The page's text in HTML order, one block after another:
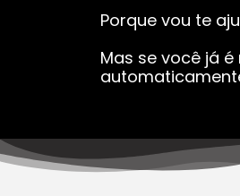
Porque vou te
Mas se você já